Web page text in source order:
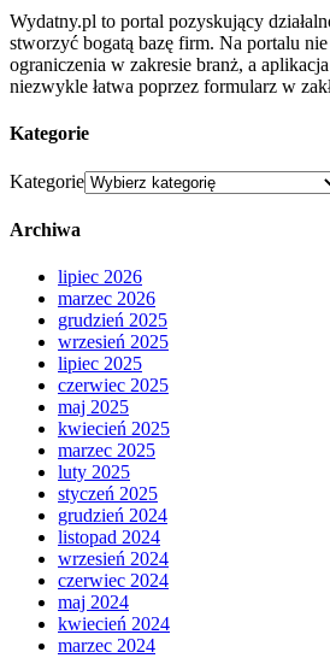
Wydatny.pl to portal pozyskujący
stworzyć bogatą bazę firm. Na portalu
ograniczenia w zakresie branż, a
niezwykle łatwa poprzez formularz w
Kategorie
Kategorie
Archiwa
lipiec 2026
marzec 2026
grudzień 2025
wrzesień 2025
lipiec 2025
czerwiec 2025
maj 2025
kwiecień 2025
marzec 2025
luty 2025
styczeń 2025
grudzień 2024
listopad 2024
wrzesień 2024
czerwiec 2024
maj 2024
kwiecień 2024
marzec 2024